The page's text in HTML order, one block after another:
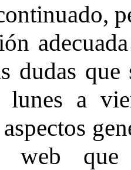
dudas
lunes a
web